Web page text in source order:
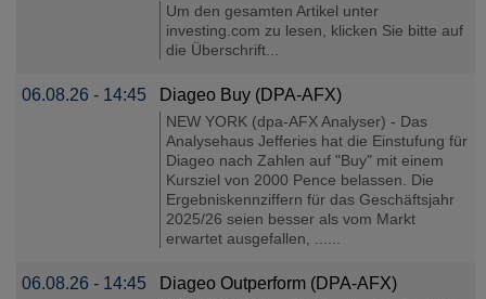
Um den gesamten Artikel unter
investing.com zu lesen, klicken Sie bitte auf
die Überschrift...
06.08.26 - 14:45 Diageo Buy (DPA-AFX)
NEW YORK (dpa-AFX Analyser) - Das
Analysehaus Jefferies hat die Einstufung für
Diageo nach Zahlen auf "Buy" mit einem
Kursziel von 2000 Pence belassen. Die
Ergebniskennziffern für das Geschäftsjahr
2025/26 seien besser als vom Markt
erwartet ausgefallen, ......
06.08.26 - 14:45 Diageo Outperform (DPA-AFX)